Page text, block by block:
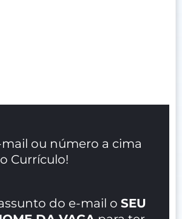
ou número a cima
Currículo!
do e-mail o SEU